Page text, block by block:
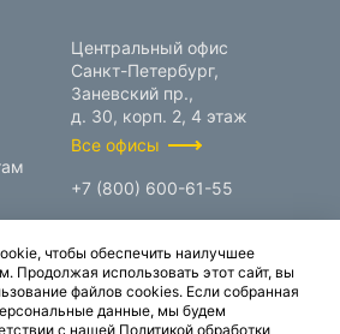
Центральный офис
Санкт-Петербург,
Заневский пр.,
д. 30, корп. 2, 4 этаж
Все офисы
+7 (800) 600-61-55
© 1995-2026.
чтобы обеспечить наилучшее
Продолжая использовать этот сайт, вы
файлов cookies. Если собранная
данные, мы будем
с нашей Политикой обработки